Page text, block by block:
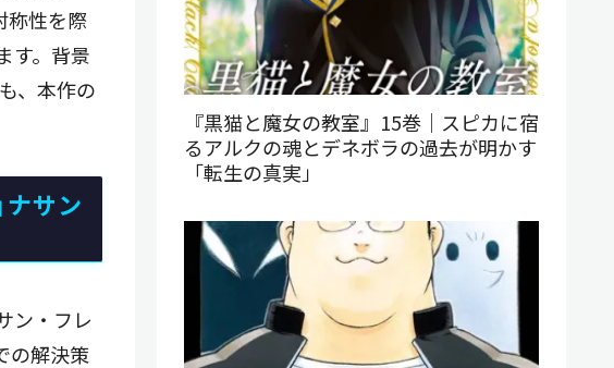
称性を際
す。背景
、本作の
サン
ン・フレ
の解決策
『黒猫と魔女の教室』15巻｜スピカに宿
るアルクの魂とデネボラの過去が明かす
「転生の真実」